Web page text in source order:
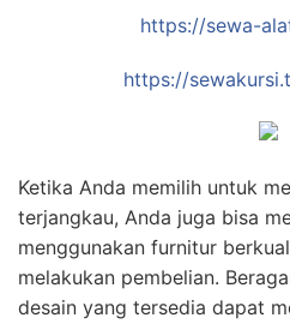
https://sewa-
https://
Ketika Anda memilih untuk
terjangkau, Anda juga bisa
menggunakan furnitur
melakukan pembelian.
desain yang tersedia dapat